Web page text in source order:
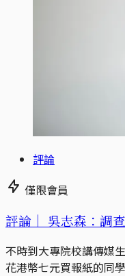
評論
僅限會員
評論｜ 吳志森：調
不時到大專院校講傳媒
花港幣七元買報紙的同